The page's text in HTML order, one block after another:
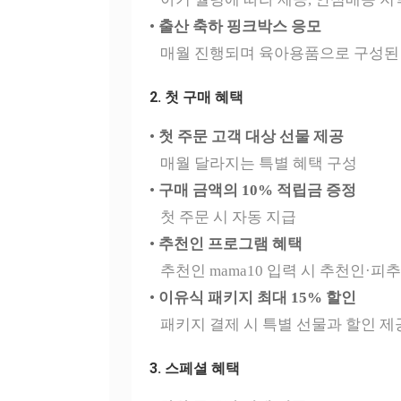
• 출산 축하 핑크박스 응모
매월 진행되며 육아용품으로 구성
2. 첫 구매 혜택
• 첫 주문 고객 대상 선물 제공
매월 달라지는 특별 혜택 구성
• 구매 금액의 10% 적립금 증정
첫 주문 시 자동 지급
• 추천인 프로그램 혜택
추천인 mama10 입력 시 추천인·피
• 이유식 패키지 최대 15% 할인
패키지 결제 시 특별 선물과 할인 제
3. 스페셜 혜택